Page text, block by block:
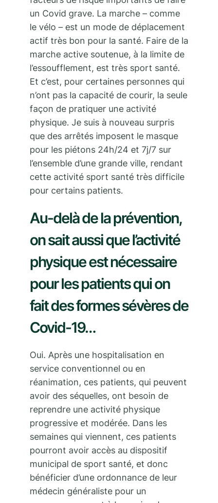
un Covid grave. La marche – comme
le vélo – est un mode de déplacement
actif très bon pour la santé. Faire de la
marche active soutenue, à la limite de
l’essoufflement, est très sport santé.
Et c’est, pour certaines personnes qui
n’ont pas la capacité de courir, la seule
façon de pratiquer une activité
physique. Je suis à nouveau surpris
que des arrêtés imposent le masque
pour les piétons 24h/24 et 7j/7 sur
l’ensemble d’une grande ville, rendant
cette activité sport santé très difficile
pour certains patients.
Au-delà de la prévention,
on sait aussi que l’activité
physique est nécessaire
pour les patients qui on
fait des formes sévères de
Covid-19…
Oui. Après une hospitalisation en
service conventionnel ou en
réanimation, ces patients, qui peuvent
avoir des séquelles, ont besoin de
reprendre une activité physique
progressive et modérée. Dans les
semaines qui viennent, ces patients
pourront avoir accès au dispositif
municipal de sport santé, et donc
bénéficier d’une ordonnance de leur
médecin généraliste pour un